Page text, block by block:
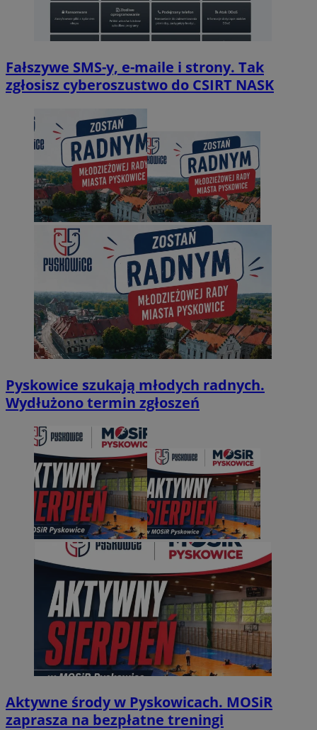
Fałszywe SMS-y, e-maile i strony. Tak
zgłosisz cyberoszustwo do CSIRT NASK
Pyskowice szukają młodych radnych.
Wydłużono termin zgłoszeń
Aktywne środy w Pyskowicach. MOSiR
zaprasza na bezpłatne treningi